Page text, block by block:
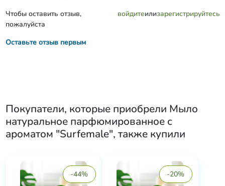
Чтобы оставить отзыв,
пожалуйста
войдитеилизарегистрируйтесь
Оставьте отзыв первым
Покупатели, которые приобрели Мыло
натуральное парфюмированное с
ароматом "Surfemale", также купили
-44% -20%